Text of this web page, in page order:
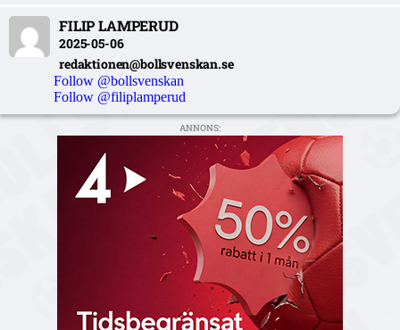
FILIP LAMPERUD
2025-05-06
redaktionen@bollsvenskan.se
Follow @bollsvenskan
Follow @filiplamperud
ANNONS: